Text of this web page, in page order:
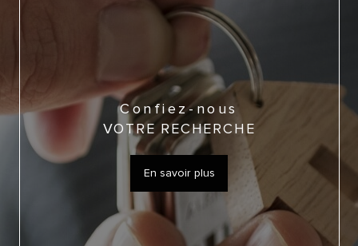
Confiez-nous
VOTRE RECHERCHE
En savoir plus